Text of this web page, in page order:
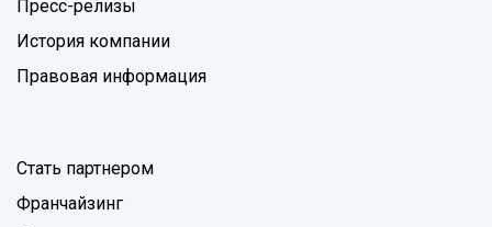
Пресс-релизы
История компании
Правовая информация
Стать партнером
Франчайзинг